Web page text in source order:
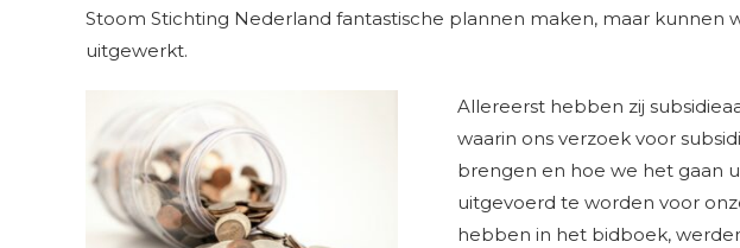
Stoom Stichting Nederland fantastische plannen maken, maar
uitgewerkt.
Allereerst hebben zij
waarin ons verzoek voor
brengen en hoe we het gaan
uitgevoerd te worden voor
hebben in het bidboek,